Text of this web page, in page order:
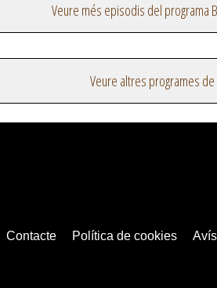
Veure més episodis del programa
Veure altres programes
Contacte Política de cookies